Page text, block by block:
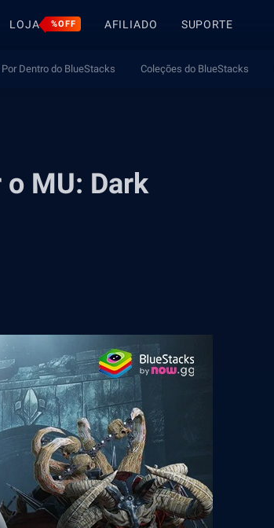
LOJA %OFF AFILIADO SUPORTE
Por Dentro do BlueStacks Coleções do BlueStacks
MU: Dark